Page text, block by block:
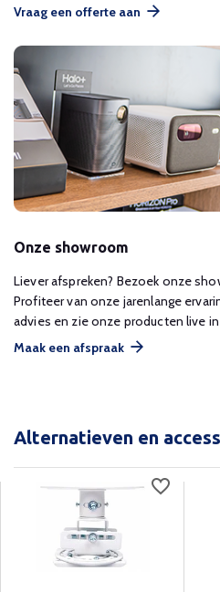
Vraag een offerte aan
Onze showroom
Liever afspreken? Bezoek onze
Profiteer van onze jarenlange
advies en zie onze producten live
Maak een afspraak
Alternatieven en